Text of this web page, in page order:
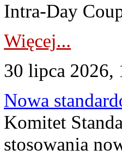
Intra-Day
Więcej...
30 lipca 2026,
Nowa
Komitet
stosowania